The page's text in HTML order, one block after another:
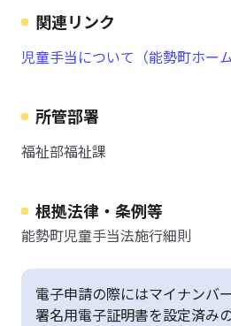
関連リンク
児童手当について（能勢町ホー
所管部署
福祉部福祉課
根拠法律・条例等
能勢町児童手当法施行細則
電子申請の際にはマイナンバ
署名用電子証明書を設定済み